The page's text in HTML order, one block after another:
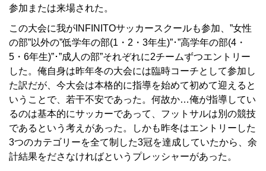
参加または来場された。
この大会に我がINFINITOサッカースクールも参加、”女性
の部”以外の”低学年の部(1・2・3年生)”･”高学年の部(4・
5・6年生)”･”成人の部”それぞれに2チームずつエントリー
した。俺自身は昨年冬の大会には臨時コーチとして参加し
た訳だが、今大会は本格的に指導を始めて初めて迎えると
いうことで、若干不安であった。何故か…俺が指導してい
るのは基本的にサッカーであって、フットサルは別の競技
であるという考えがあった。しかも昨冬はエントリーした
3つのカテゴリーを全て制した3冠を達成していたから、余
計結果をださなければというプレッシャーがあった。